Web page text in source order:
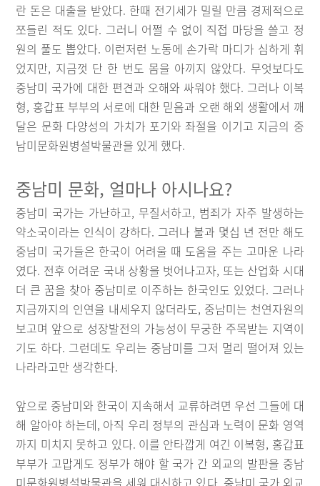
란 돈은 대출을 받았다. 한때 전기세가 밀릴 만큼 경제적으로
쪼들린 적도 있다. 그러니 어쩔 수 없이 직접 마당을 쓸고 정
원의 풀도 뽑았다. 이런저런 노동에 손가락 마디가 심하게 휘
었지만, 지금껏 단 한 번도 몸을 아끼지 않았다. 무엇보다도
중남미 국가에 대한 편견과 오해와 싸워야 했다. 그러나 이복
형, 홍갑표 부부의 서로에 대한 믿음과 오랜 해외 생활에서 깨
달은 문화 다양성의 가치가 포기와 좌절을 이기고 지금의 중
남미문화원병설박물관을 있게 했다.
중남미 문화, 얼마나 아시나요?
중남미 국가는 가난하고, 무질서하고, 범죄가 자주 발생하는
약소국이라는 인식이 강하다. 그러나 불과 몇십 년 전만 해도
중남미 국가들은 한국이 어려울 때 도움을 주는 고마운 나라
였다. 전후 어려운 국내 상황을 벗어나고자, 또는 산업화 시대
더 큰 꿈을 찾아 중남미로 이주하는 한국인도 있었다. 그러나
지금까지의 인연을 내세우지 않더라도, 중남미는 천연자원의
보고며 앞으로 성장발전의 가능성이 무궁한 주목받는 지역이
기도 하다. 그런데도 우리는 중남미를 그저 멀리 떨어져 있는
나라라고만 생각한다.
앞으로 중남미와 한국이 지속해서 교류하려면 우선 그들에 대
해 알아야 하는데, 아직 우리 정부의 관심과 노력이 문화 영역
까지 미치지 못하고 있다. 이를 안타깝게 여긴 이복형, 홍갑표
부부가 고맙게도 정부가 해야 할 국가 간 외교의 발판을 중남
미문화원병설박물관을 세워 대신하고 있다. 중남미 국가 외교